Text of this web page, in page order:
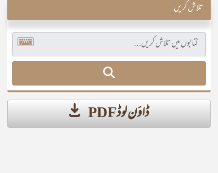
تلاش کریں
ڈاؤن لوڈ PDF